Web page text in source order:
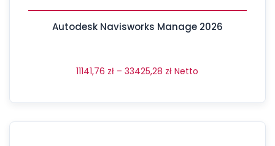
Autodesk Navisworks Manage 2026
11141,76 zł – 33425,28 zł Netto